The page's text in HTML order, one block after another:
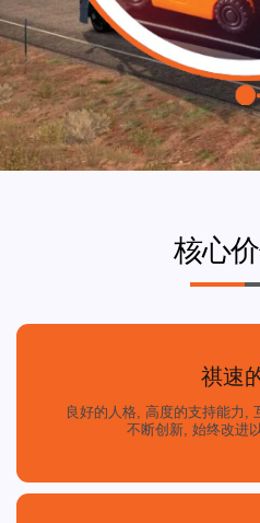
核心
祺速
良好的人格, 高度的支持能力,
不断创新, 始终改进